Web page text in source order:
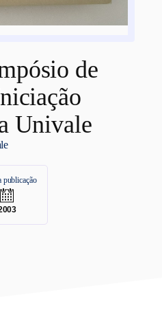
de
Univale
publicação
.